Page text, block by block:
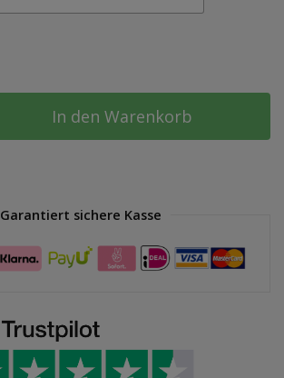
In den Warenkorb
Garantiert sichere Kasse